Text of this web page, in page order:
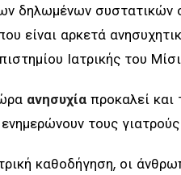
δηλωμένων συστατικών
είναι αρκετά
Ιατρικής του
ανησυχία προκαλεί
τους
καθοδήγηση, οι